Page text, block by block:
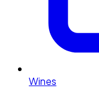
Wines